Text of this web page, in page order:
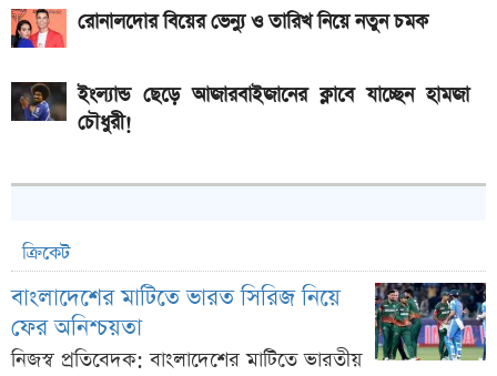
রোনালদোর বিয়ের ভেন্যু ও তারিখ নিয়ে নতুন চমক
ইংল্যান্ড ছেড়ে আজারবাইজানের ক্লাবে যাচ্ছেন হামজা
চৌধুরী!
ক্রিকেট
বাংলাদেশের মাটিতে ভারত সিরিজ নিয়ে
ফের অনিশ্চয়তা
নিজস্ব প্রতিবেদক: বাংলাদেশের মাটিতে ভারতীয়